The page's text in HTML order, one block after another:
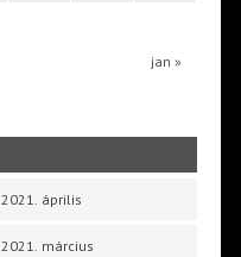
jan »
2021. április
2021. március